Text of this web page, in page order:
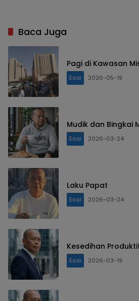
Baca Juga
Pagi di Kawasan
Esai 2026-05-19
Mudik dan Bingkai
Esai 2026-03-24
Laku Papat
Esai 2026-03-24
Kesedihan
Esai 2026-03-19